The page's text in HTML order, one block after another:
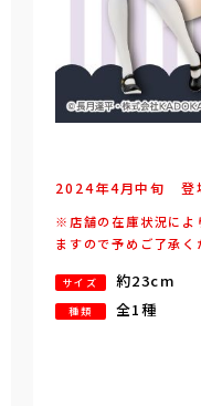
2024年4月中旬 登
※店舗の在庫状況によ
ますので予めご了承く
サイズ 約23cm
種類 全1種